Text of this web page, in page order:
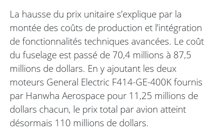
La hausse du prix unitaire s’explique par la
montée des coûts de production et l’intégration
de fonctionnalités techniques avancées. Le coût
du fuselage est passé de 70,4 millions à 87,5
millions de dollars. En y ajoutant les deux
moteurs General Electric F414-GE-400K fournis
par Hanwha Aerospace pour 11,25 millions de
dollars chacun, le prix total par avion atteint
désormais 110 millions de dollars.